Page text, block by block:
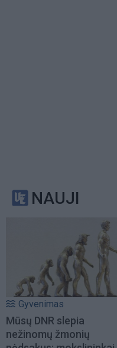
NAUJI
Gyvenimas
Mūsų DNR slepia
nežinomų žmonių